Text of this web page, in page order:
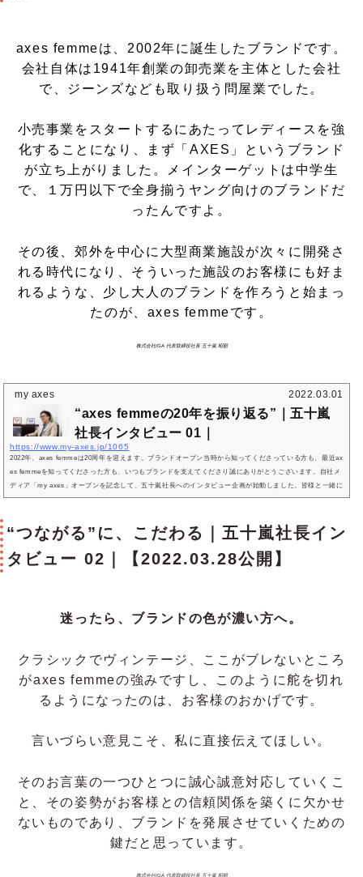
axes femmeは、2002年に誕生したブランドです。
会社自体は1941年創業の卸売業を主体とした会社
で、ジーンズなども取り扱う問屋業でした。
小売事業をスタートするにあたってレディースを強
化することになり、まず「AXES」というブランド
が立ち上がりました。メインターゲットは中学生
で、１万円以下で全身揃うヤング向けのブランドだ
ったんですよ。
その後、郊外を中心に大型商業施設が次々に開発さ
れる時代になり、そういった施設のお客様にも好ま
れるような、少し大人のブランドを作ろうと始まっ
たのが、axes femmeです。
株式会社IGA 代表取締役社長 五十嵐 昭順
my axes 2022.03.01
“axes femmeの20年を振り返る”｜五十嵐
社長インタビュー 01｜
https://www.my-axes.jp/1065
2022年、axes femmeは20周年を迎えます。ブランドオープン当時から知ってくださっている方も、最近ax
es femmeを知ってくださった方も、いつもブランドを支えてくださり誠にありがとうございます。自社メ
ディア「my axes」オープンを記念して、五十嵐社長へのインタビュー企画が始動しました。皆様と一緒に
ブランドの20年を振り返りながら、これから予定されているワクワクする取り組みについて、聞きまし
e。今日に至るまでの道のりをお...
“つながる”に、こだわる｜五十嵐社長イン
タビュー 02｜【2022.03.28公開】
迷ったら、ブランドの色が濃い方へ。
クラシックでヴィンテージ、ここがブレないところ
がaxes femmeの強みですし、このように舵を切れ
るようになったのは、お客様のおかげです。
言いづらい意見こそ、私に直接伝えてほしい。
そのお言葉の一つひとつに誠心誠意対応していくこ
と、その姿勢がお客様との信頼関係を築くに欠かせ
ないものであり、ブランドを発展させていくための
鍵だと思っています。
株式会社IGA 代表取締役社長 五十嵐 昭順